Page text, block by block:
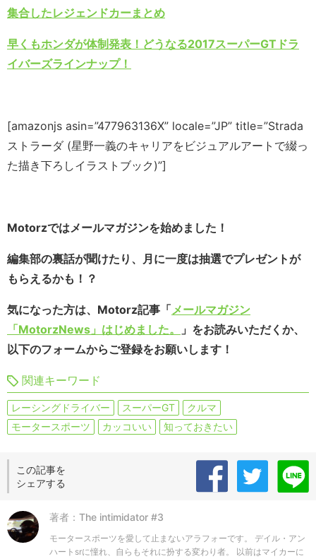
集合したレジェンドカーまとめ
早くもホンダが体制発表！どうなる2017スーパーGTドラ
イバーズラインナップ！
[amazonjs asin=”477963136X” locale=”JP” title=”Strada
ストラーダ (星野一義のキャリアをビジュアルアートで綴っ
た描き下ろしイラストブック)”]
Motorzではメールマガジンを始めました！
編集部の裏話が聞けたり、月に一度は抽選でプレゼントが
もらえるかも！？
気になった方は、Motorz記事「メールマガジン
「MotorzNews」はじめました。
」をお読みいただくか、
以下のフォームからご登録をお願いします！
関連キーワード
レーシングドライバー スーパーGT
クルマ
モータースポーツ
カッコいい 知っておきたい
この記事を
シェアする
著者：The intimidator #3
モータースポーツを愛して止まないアラフォーです。 デイル・アン
ハートsrに憧れ、自らもそれに扮する変わり者。 以前はマイカーに